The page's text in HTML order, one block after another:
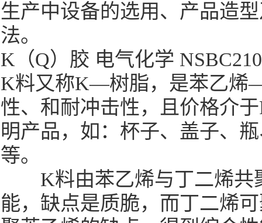
生产中设备的选用、产品造
法。
K（Q）胶 电气化学
K料又称K—树脂，是苯乙烯
性、和耐冲击性，且价格介
明产品，如：杯子、盖子、
等。
K料由苯乙烯与丁二烯共
能，缺点是质脆，而丁二烯